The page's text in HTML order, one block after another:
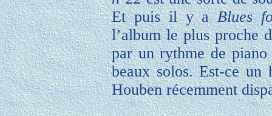
Et puis il y aBlues
l’album le plus proche
par un rythme de piano
beaux solos. Est-ce un
Houben récemment